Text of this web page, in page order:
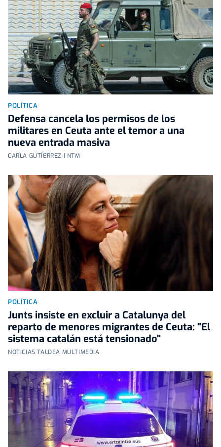
POLÍTICA
Defensa cancela los permisos de los
militares en Ceuta ante el temor a una
nueva entrada masiva
CARLA GUTÍERREZ | NTM
POLÍTICA
Junts insiste en excluir a Catalunya del
reparto de menores migrantes de Ceuta: "El
sistema catalán está tensionado"
NOTICIAS TALDEA MULTIMEDIA